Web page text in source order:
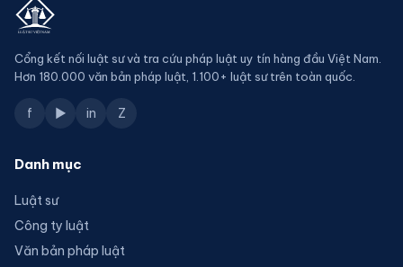
Cổng kết nối luật sư và tra cứu pháp luật uy tín hàng đầu Việt Nam.
Hơn 180.000 văn bản pháp luật, 1.100+ luật sư trên toàn quốc.
f ▶ in Z
Danh mục
Luật sư
Công ty luật
Văn bản pháp luật